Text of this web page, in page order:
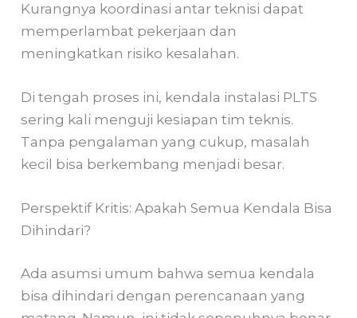
Kurangnya koordinasi antar teknisi dapat
memperlambat pekerjaan dan
meningkatkan risiko kesalahan.
Di tengah proses ini, kendala instalasi PLTS
sering kali menguji kesiapan tim teknis.
Tanpa pengalaman yang cukup, masalah
kecil bisa berkembang menjadi besar.
Perspektif Kritis: Apakah Semua Kendala Bisa
Dihindari?
Ada asumsi umum bahwa semua kendala
bisa dihindari dengan perencanaan yang